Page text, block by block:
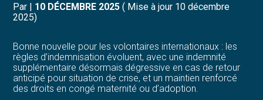
Développer votre entreprise
Construire votre patrimoine
Structurer votre croissance
Dématérialiser vos documents
Par | 10 DÉCEMBRE 2025 ( Mise à jour 10 décembre
2025)
Bonne nouvelle pour les volontaires internationaux : les
règles d’indemnisation évoluent, avec une indemnité
supplémentaire désormais dégressive en cas de retour
anticipé pour situation de crise, et un maintien renforcé
des droits en congé maternité ou d’adoption.